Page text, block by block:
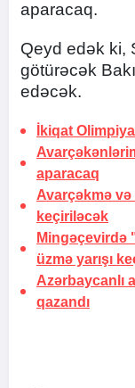
aparacaq.
Qeyd edək ki,
götürəcək
edəcək.
İkiqat
aparacaq
Avarçəkmə və
keçiriləcək
Mingəçevirdə
üzmə yarışı
Azərbaycanlı
qazandı